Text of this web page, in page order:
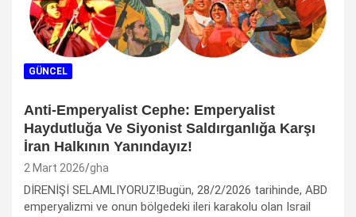
GÜNCEL
Anti-Emperyalist Cephe: Emperyalist
Haydutluğa Ve Siyonist Saldırganlığa Karşı
İran Halkının Yanındayız!
2 Mart 2026 gha
DİRENİŞİ SELAMLIYORUZ!Bugün, 28/2/2026 tarihinde, ABD
emperyalizmi ve onun bölgedeki ileri karakolu olan Israil